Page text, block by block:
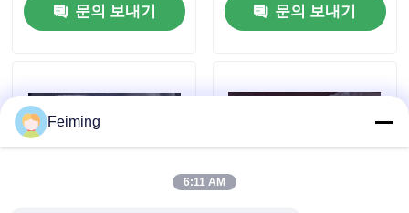
연락주세요
폴리이미드 모노머
문의 보내기 문의 보내기
Feiming
6:11 AM